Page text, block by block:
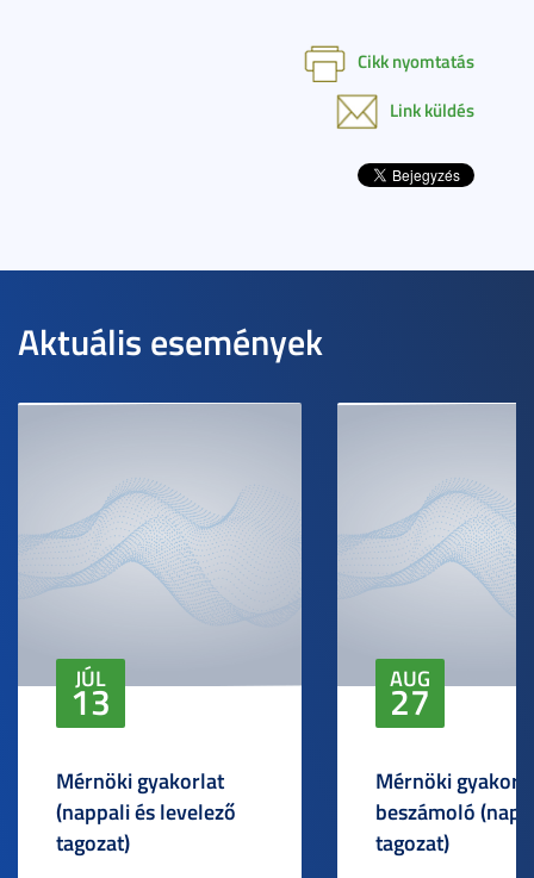
Cikk nyomtatás
Link küldés
Aktuális események
JÚL
13
Mérnöki gyakorlat
(nappali és levelező
tagozat)
AUG
27
Mérnöki
beszámoló
tagozat)